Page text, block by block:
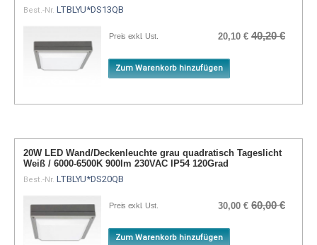
Best.-Nr. LTBLYU*DS13QB
Preis exkl. Ust. 20,10 € 40,20 €
Zum Warenkorb hinzufügen
20W LED Wand/Deckenleuchte grau quadratisch Tageslicht
Weiß / 6000-6500K 900lm 230VAC IP54 120Grad
Best.-Nr. LTBLYU*DS20QB
Preis exkl. Ust. 30,00 € 60,00 €
Zum Warenkorb hinzufügen